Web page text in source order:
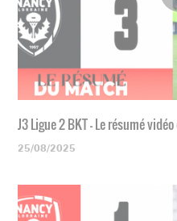
J3 Ligue 2 BKT - Le résumé
25/08/2025